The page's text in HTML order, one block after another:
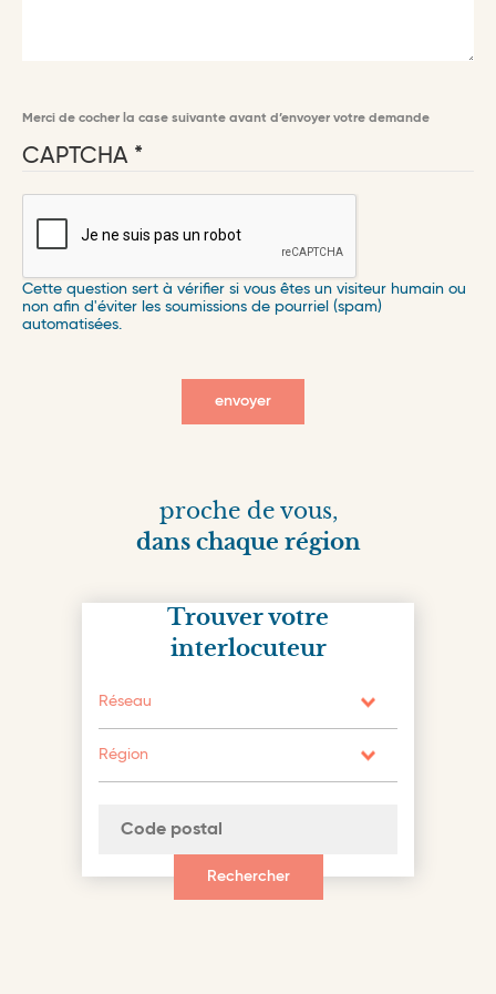
Merci de cocher la case suivante avant d’envoyer votre demande
CAPTCHA
Cette question sert à vérifier si vous êtes un visiteur humain ou
non afin d'éviter les soumissions de pourriel (spam)
automatisées.
envoyer
proche de vous,
dans chaque région
Trouver votre
interlocuteur
Réseau
Région
Rechercher